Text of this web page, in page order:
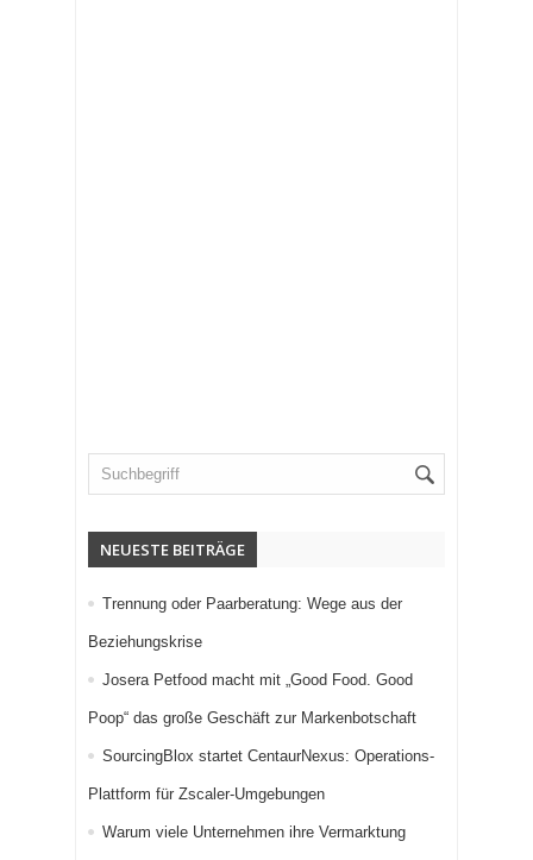
NEUESTE BEITRÄGE
Trennung oder Paarberatung: Wege aus der
Beziehungskrise
Josera Petfood macht mit „Good Food. Good
Poop“ das große Geschäft zur Markenbotschaft
SourcingBlox startet CentaurNexus: Operations-
Plattform für Zscaler-Umgebungen
Warum viele Unternehmen ihre Vermarktung